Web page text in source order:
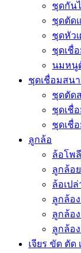
ชุดกัน
ชุดตัด
ชุดหัวเ
ชุดเชื่
นมหนู
ชุดเชื่อมสน
ชุดตัด
ชุดเชื่
ชุดเชื่
ลูกล้อ
ล้อโพ
ลูกล้อ
ล้อเปล่
ลูกล้อ
ลูกล้อ
ลูกล้อ
เจียร ขัด ตัด